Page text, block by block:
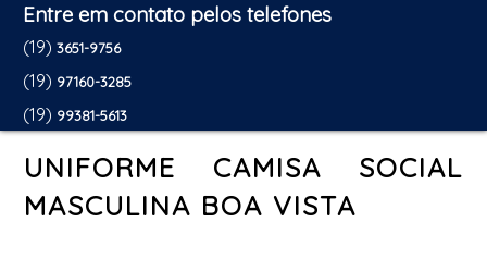
Entre em contato pelos telefones
(19) 3651-9756
(19) 97160-3285
(19) 99381-5613
UNIFORME CAMISA SOCIAL
MASCULINA BOA VISTA